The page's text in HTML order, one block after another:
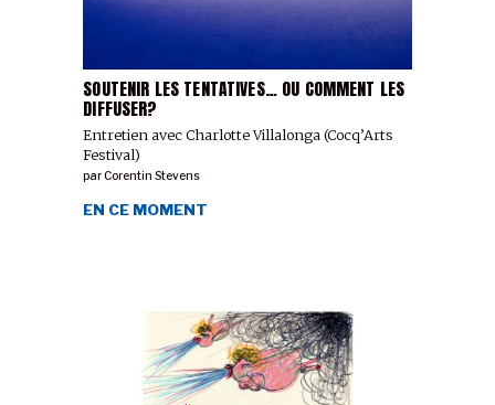
SOUTENIR LES TENTATIVES… OU COMMENT LES
DIFFUSER?
Entretien avec Charlotte Villalonga (Cocq’Arts
Festival)
parCorentin Stevens
EN CE MOMENT